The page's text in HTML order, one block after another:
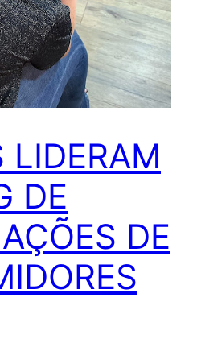
LIDERAM
DE
DE